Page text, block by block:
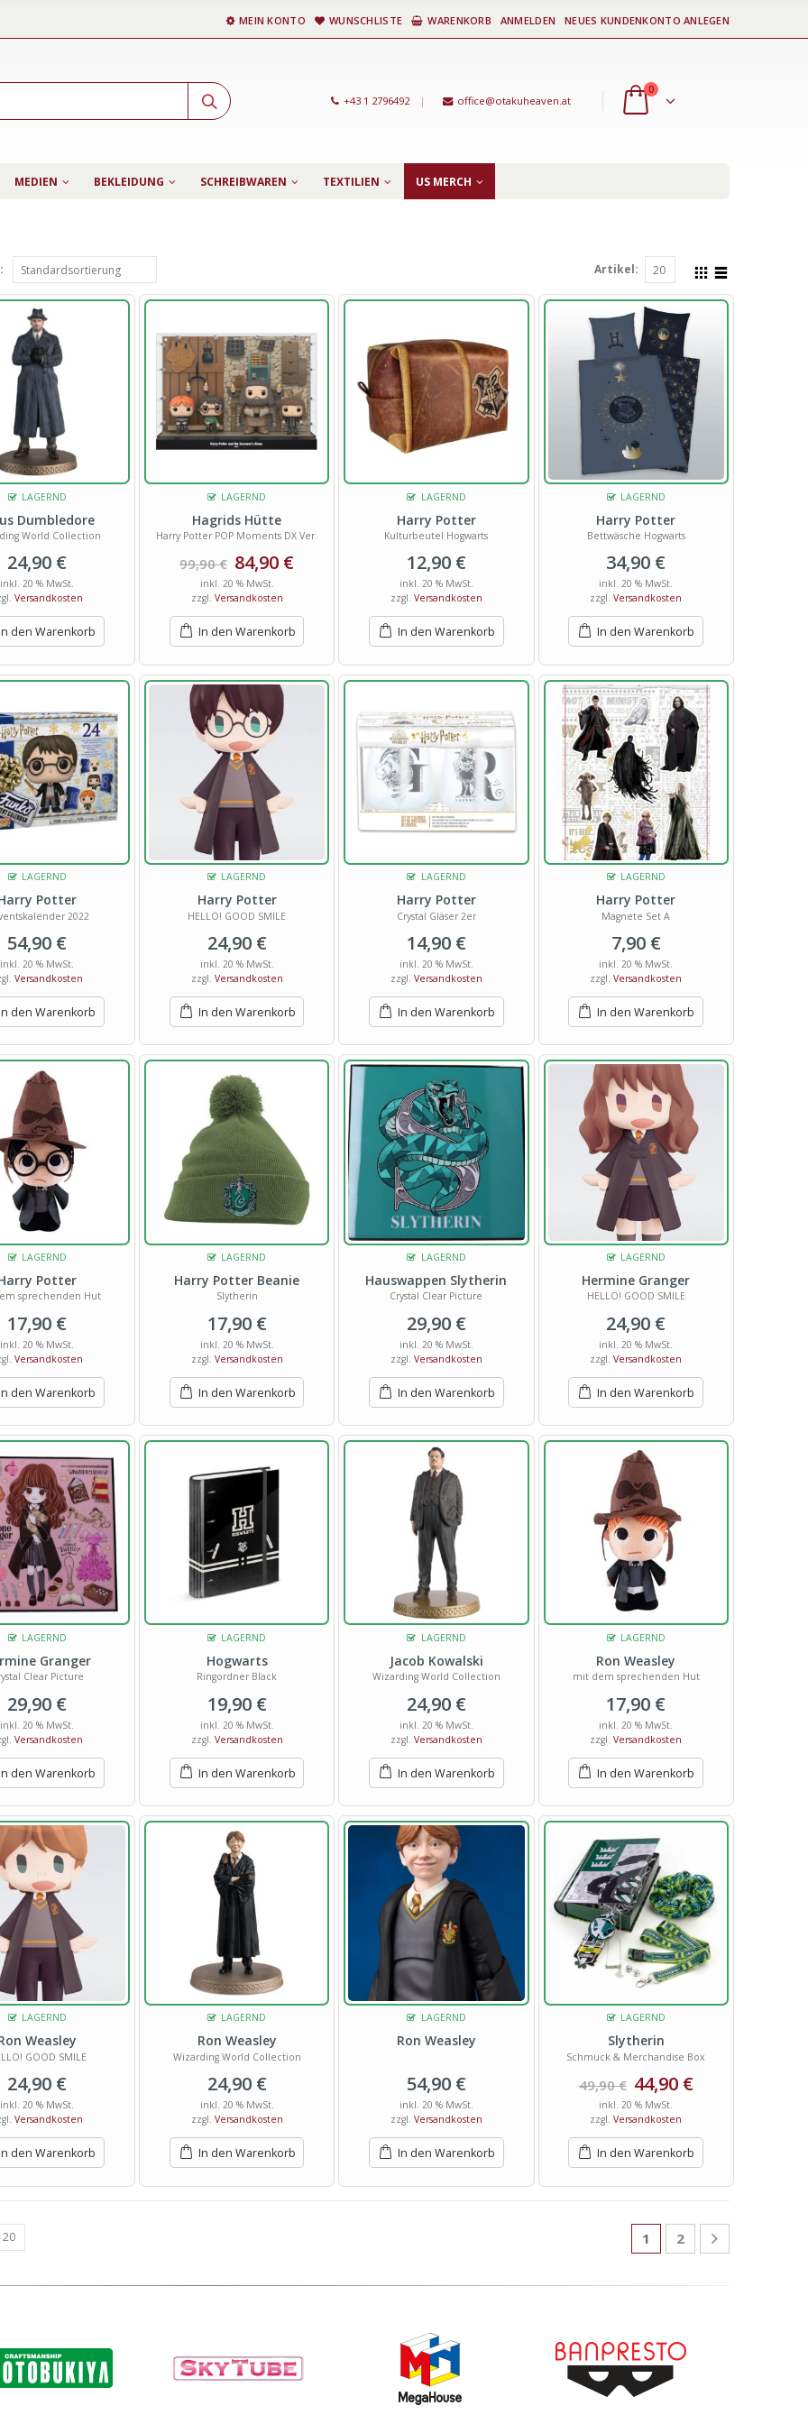
MEIN KONTO WUNSCHLISTE WARENKORB ANMELDEN NEUES KUNDENKONTO ANLEGEN
+43 1 2796492 | office@otakuheaven.at
0
MEDIEN BEKLEIDUNG SCHREIBWAREN TEXTILIEN US MERCH
Artikel:
LAGERND
Dumbledore
World Collection
24,90 €
inkl. 20 % MwSt.
Versandkosten
den Warenkorb
LAGERND
Hagrids Hütte
Harry Potter POP Moments DX Ver.
99,90€ 84,90 €
inkl. 20 % MwSt.
zzgl. Versandkosten
In den Warenkorb
LAGERND
Harry Potter
Kulturbeutel Hogwarts
12,90 €
inkl. 20 % MwSt.
zzgl. Versandkosten
In den Warenkorb
LAGERND
Harry Potter
Bettwäsche Hogwarts
34,90 €
inkl. 20 % MwSt.
zzgl.Versandkosten
In den Warenkorb
LAGERND
Potter
2022
54,90 €
inkl. 20 % MwSt.
Versandkosten
den Warenkorb
LAGERND
Harry Potter
HELLO! GOOD SMILE
24,90 €
inkl. 20 % MwSt.
zzgl. Versandkosten
In den Warenkorb
LAGERND
Harry Potter
Crystal Gläser 2er
14,90 €
inkl. 20 % MwSt.
zzgl. Versandkosten
In den Warenkorb
LAGERND
Harry Potter
Magnete Set A
7,90 €
inkl. 20 % MwSt.
zzgl.Versandkosten
In den Warenkorb
LAGERND
Potter
sprechenden Hut
17,90 €
inkl. 20 % MwSt.
Versandkosten
den Warenkorb
LAGERND
Harry Potter Beanie
Slytherin
17,90 €
inkl. 20 % MwSt.
zzgl. Versandkosten
In den Warenkorb
LAGERND
Hauswappen Slytherin
Crystal Clear Picture
29,90 €
inkl. 20 % MwSt.
zzgl. Versandkosten
In den Warenkorb
LAGERND
Hermine Granger
HELLO! GOOD SMILE
24,90 €
inkl. 20 % MwSt.
zzgl.Versandkosten
In den Warenkorb
LAGERND
Granger
Clear Picture
29,90 €
inkl. 20 % MwSt.
Versandkosten
den Warenkorb
LAGERND
Hogwarts
Ringordner Black
19,90 €
inkl. 20 % MwSt.
zzgl. Versandkosten
In den Warenkorb
LAGERND
Jacob Kowalski
Wizarding World Collection
24,90 €
inkl. 20 % MwSt.
zzgl. Versandkosten
In den Warenkorb
LAGERND
Ron Weasley
mit dem sprechenden Hut
17,90 €
inkl. 20 % MwSt.
zzgl.Versandkosten
In den Warenkorb
LAGERND
Weasley
GOOD SMILE
24,90 €
inkl. 20 % MwSt.
Versandkosten
den Warenkorb
LAGERND
Ron Weasley
Wizarding World Collection
24,90 €
inkl. 20 % MwSt.
zzgl. Versandkosten
In den Warenkorb
LAGERND
Ron Weasley
54,90 €
inkl. 20 % MwSt.
zzgl. Versandkosten
In den Warenkorb
LAGERND
Slytherin
Schmuck & Merchandise Box
49,90€ 44,90 €
inkl. 20 % MwSt.
zzgl.Versandkosten
In den Warenkorb
1 2